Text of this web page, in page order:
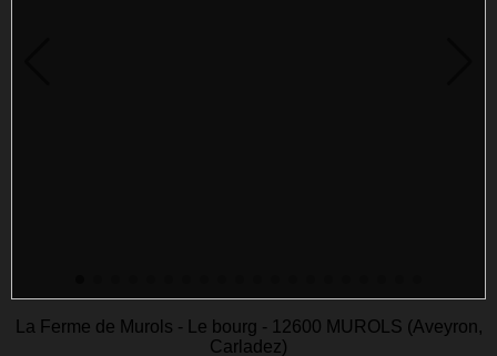
La Ferme de Murols - Le bourg - 12600 MUROLS (Aveyron,
Carladez)